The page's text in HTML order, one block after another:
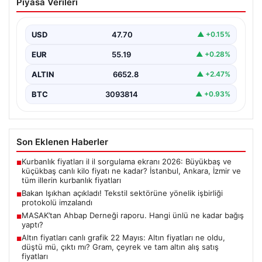
EUR 55.19 ▲ +0.28%
ALTIN 6652.8 ▲ +2.47%
BTC 3093814 ▲ +0.93%
Son Eklenen Haberler
Kurbanlık fiyatları il il sorgulama ekranı 2026: Büyükbaş ve
küçükbaş canlı kilo fiyatı ne kadar? İstanbul, Ankara, İzmir ve
tüm illerin kurbanlık fiyatları
■Bakan Işıkhan açıkladı! Tekstil sektörüne yönelik işbirliği
protokolü imzalandı
MASAK’tan Ahbap Derneği raporu. Hangi ünlü ne kadar bağış
yaptı?
■Altın fiyatları canlı grafik 22 Mayıs: Altın fiyatları ne oldu,
düştü mü, çıktı mı? Gram, çeyrek ve tam altın alış satış
fiyatları
Mohamed Salah’ı karşılamaya gelen Galatasaraylı taraftarı
pişman ettiler!